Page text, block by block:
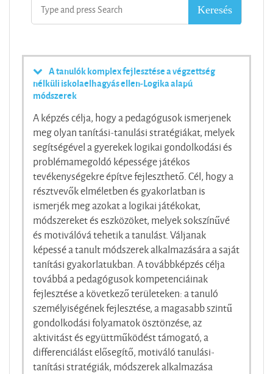
A tanulók komplex fejlesztése a végzettség
nélküli iskolaelhagyás ellen-Logika alapú
módszerek
A képzés célja, hogy a pedagógusok ismerjenek
meg olyan tanítási-tanulási stratégiákat, melyek
segítségével a gyerekek logikai gondolkodási és
problémamegoldó képessége játékos
tevékenységekre építve fejleszthető. Cél, hogy a
résztvevők elméletben és gyakorlatban is
ismerjék meg azokat a logikai játékokat,
módszereket és eszközöket, melyek sokszínűvé
és motiválóvá tehetik a tanulást. Váljanak
képessé a tanult módszerek alkalmazására a saját
tanítási gyakorlatukban. A továbbképzés célja
továbbá a pedagógusok kompetenciáinak
fejlesztése a következő területeken: a tanuló
személyiségének fejlesztése, a magasabb szintű
gondolkodási folyamatok ösztönzése, az
aktivitást és együttműködést támogató, a
differenciálást elősegítő, motiváló tanulási-
tanítási stratégiák, módszerek alkalmazása